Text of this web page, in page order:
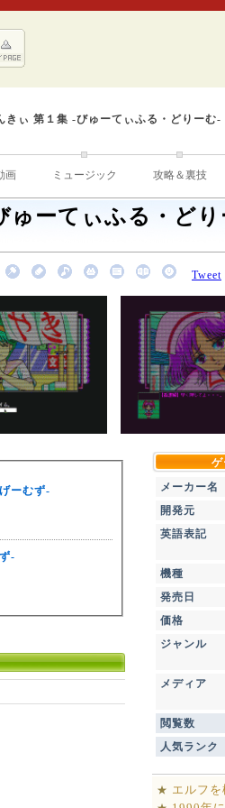
きぃ 第１集 -びゅーてぃふる・どりーむ-
画 ミュージック 攻略＆裏技
ゅーてぃふる・どり
Tweet
ーむず-
-
ゲ
メーカー名
開発元
英語表記
機種
発売日
価格
ジャンル
メディア
閲覧数
人気ランク
★ エルフを